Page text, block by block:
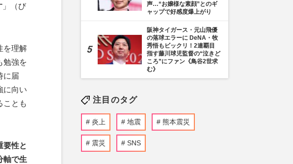
」（び
を理解
勉強を
に届
に向い
ことも
要性と
軸で生
声…“お嬢様な素顔”とのギ
ャップで好感度爆上がり
阪神タイガース・元山飛優
の落球エラーに DeNA・牧
秀悟もビックリ！2連覇目
指す藤川球児監督の“泣きど
ころ”にファン《鳥谷2世求
む》
注目のタグ
炎上 地震 熊本震災
震災 SNS